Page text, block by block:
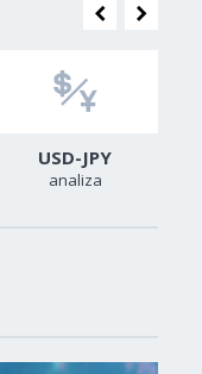
USD-JPY
analiza